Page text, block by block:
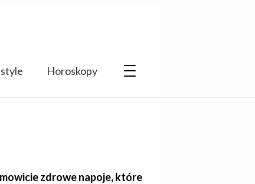
Horoskopy
zdrowe napoje, które